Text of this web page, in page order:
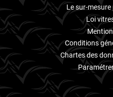
Volvo
Xpeng
Le sur-
Loi
Conditions
Chartes des